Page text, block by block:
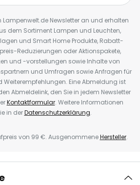
Lampenwelt.de Newsletter an und erhalten
dem Sortiment Lampen und Leuchten,
und Smart Home Produkte, Rabatt-
Reduzierungen oder Aktionspakete,
und -vorstellungen sowie Inhalte von
und Umfragen sowie Anfragen für
Weiterempfehlungen. Eine Abmeldung ist
Abmeldelink, den Sie in jedem Newsletter
Kontaktformular. Weitere Informationen
in derDatenschutzerklärung.
von 99 €. AusgenommeneHersteller.